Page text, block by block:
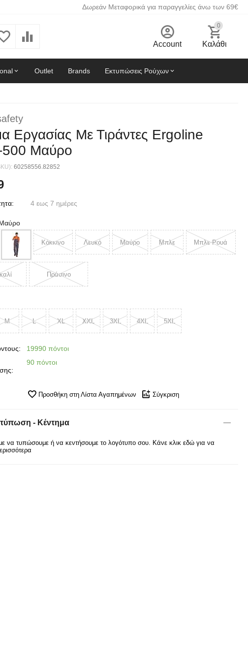
Δωρεάν Μεταφορικά για παραγγελίες άνω των 69€
Account
0
Καλάθι
Outlet Brands Εκτυπώσεις Ρούχων
Εργασίας Με Τιράντες Ergoline
500 Μαύρο
60258556.82852
4 εως 7 ημέρες
Κόκκινο Λευκό Μαύρο Μπλε Μπλε Ρουά
Πράσινο
M L XL XXL 3XL 4XL 5XL
19990 πόντοι
90 πόντοι
Προσθήκη στη Λίστα Αγαπημένων Σύγκριση
- Κέντημα
να τυπώσουμε ή να κεντήσουμε το λογότυπο σου. Κάνε κλικ εδώ για να